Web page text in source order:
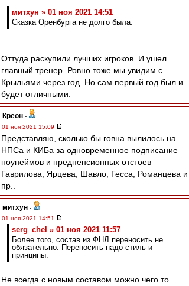
митхун » 01 ноя 2021 14:51
Сказка Оренбурга не долго была.
Оттуда раскупили лучших игроков. И ушел
главный тренер. Ровно тоже мы увидим с
Крыльями через год. Но сам первый год был и
будет отличными.
Креон -
01 ноя 2021 15:09
Представляю, сколько бы говна вылилось на
НПСа и КИБа за одновременное подписание
ноунеймов и предпенсионных отстоев
Гаврилова, Ярцева, Шавло, Гесса, Романцева и
пр..
митхун -
01 ноя 2021 14:51
serg_chel » 01 ноя 2021 11:57
Более того, состав из ФНЛ переносить не
обязательно. Переносить надо стиль и
принципы.
Не всегда с новым составом можно чего то